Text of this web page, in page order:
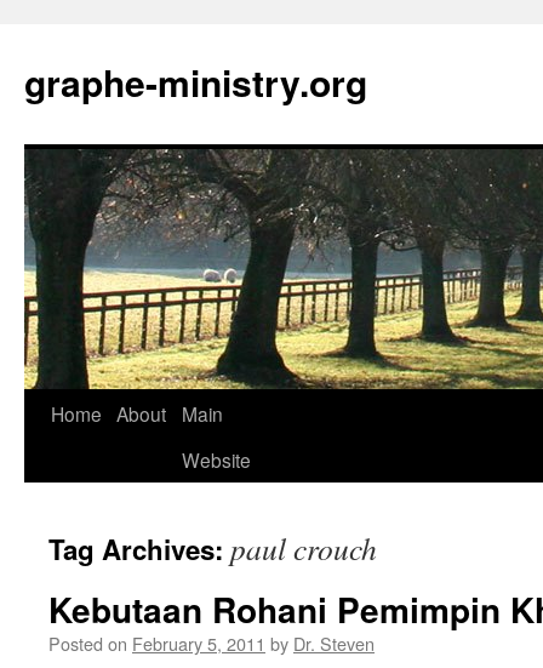
content
graphe-ministry.org
Home About
Main
Website
Tag Archives: paul crouch
Kebutaan Rohani Pemimpin
Posted on February 5, 2011 by Dr. Steven